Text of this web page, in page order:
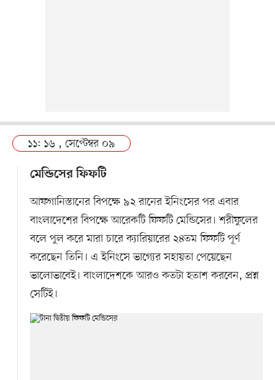
১১: ১৬ , সেপ্টেম্বর ০৯
মেন্ডিসের ফিফটি
আফগানিস্তানের বিপক্ষে ৯২ রানের ইনিংসের পর এবার
বাংলাদেশের বিপক্ষে আরেকটি ফিফটি মেন্ডিসের। শরীফুলের
বলে পুল করে মারা চারে ক্যারিয়ারের ২৪তম ফিফটি পূর্ণ
করেছেন তিনি। এ ইনিংসে ভাগ্যের সহায়তা পেয়েছেন
ভালোভাবেই। বাংলাদেশকে আরও কতটা হতাশ করবেন, প্রশ্ন
সেটিই।